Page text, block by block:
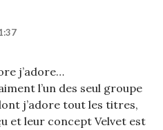
j’adore…
l’un des seul groupe
j’adore tout les titres,
et leur concept Velvet est